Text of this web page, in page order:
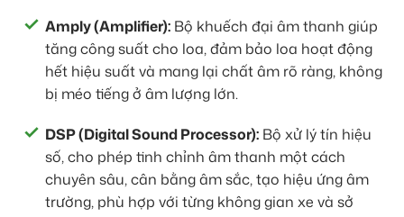
Amply (Amplifier): Bộ khuếch đại âm thanh giúp
tăng công suất cho loa, đảm bảo loa hoạt động
hết hiệu suất và mang lại chất âm rõ ràng, không
bị méo tiếng ở âm lượng lớn.
DSP (Digital Sound Processor): Bộ xử lý tín hiệu
số, cho phép tinh chỉnh âm thanh một cách
chuyên sâu, cân bằng âm sắc, tạo hiệu ứng âm
trường, phù hợp với từng không gian xe và sở